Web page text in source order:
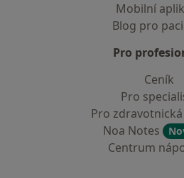
Mobilní
Blog pro
Pro
Ceník
Pro
Pro
Noa Notes
Centrum